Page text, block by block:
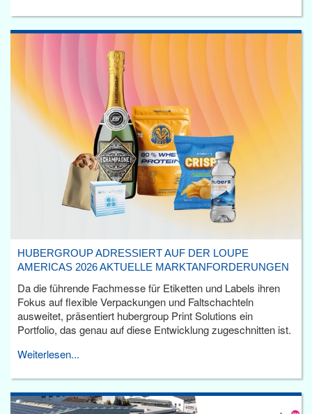
HUBERGROUP ADRESSIERT AUF DER LOUPE
AMERICAS 2026 AKTUELLE MARKTANFORDERUNGEN
Da die führende Fachmesse für Etiketten und Labels ihren
Fokus auf flexible Verpackungen und Faltschachteln
ausweitet, präsentiert hubergroup Print Solutions ein
Portfolio, das genau auf diese Entwicklung zugeschnitten ist.
Weiterlesen...